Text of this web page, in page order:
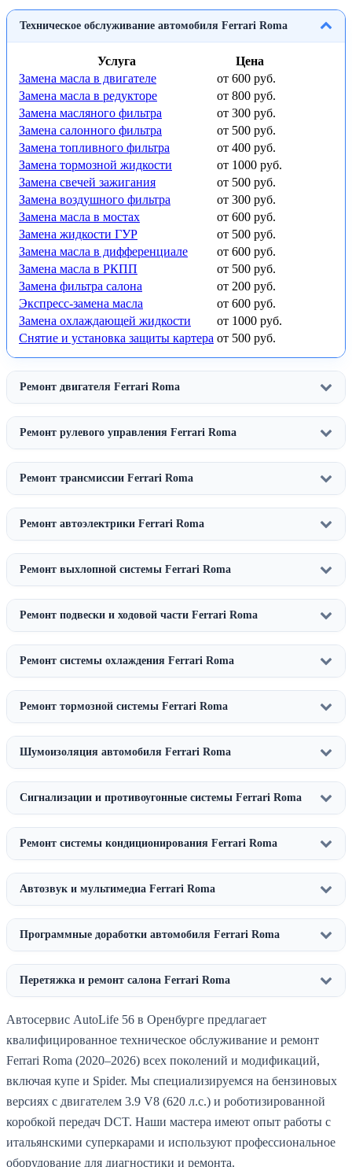
Техническое обслуживание автомобиля Ferrari Roma
Услуга
Цена
Замена масла в двигателе
от 600 руб.
Замена масла в редукторе
от 800 руб.
Замена масляного фильтра
от 300 руб.
Замена салонного фильтра
от 500 руб.
Замена топливного фильтра
от 400 руб.
Замена тормозной жидкости
от 1000 руб.
Замена свечей зажигания
от 500 руб.
Замена воздушного фильтра
от 300 руб.
Замена масла в мостах
от 600 руб.
Замена жидкости ГУР
от 500 руб.
Замена масла в дифференциале
от 600 руб.
Замена масла в РКПП
от 500 руб.
Замена фильтра салона
от 200 руб.
Экспресс-замена масла
от 600 руб.
Замена охлаждающей жидкости
от 1000 руб.
Снятие и установка защиты картера от 500 руб.
Ремонт двигателя Ferrari Roma
Ремонт рулевого управления Ferrari Roma
Ремонт трансмиссии Ferrari Roma
Ремонт автоэлектрики Ferrari Roma
Ремонт выхлопной системы Ferrari Roma
Ремонт подвески и ходовой части Ferrari Roma
Ремонт системы охлаждения Ferrari Roma
Ремонт тормозной системы Ferrari Roma
Шумоизоляция автомобиля Ferrari Roma
Сигнализации и противоугонные системы Ferrari Roma
Ремонт системы кондиционирования Ferrari Roma
Автозвук и мультимедиа Ferrari Roma
Программные доработки автомобиля Ferrari Roma
Перетяжка и ремонт салона Ferrari Roma
Автосервис AutoLife 56 в Оренбурге предлагает
квалифицированное техническое обслуживание и ремонт
Ferrari Roma (2020–2026) всех поколений и модификаций,
включая купе и Spider. Мы специализируемся на бензиновых
версиях с двигателем 3.9 V8 (620 л.с.) и роботизированной
коробкой передач DCT. Наши мастера имеют опыт работы с
итальянскими суперкарами и используют профессиональное
оборудование для диагностики и ремонта.